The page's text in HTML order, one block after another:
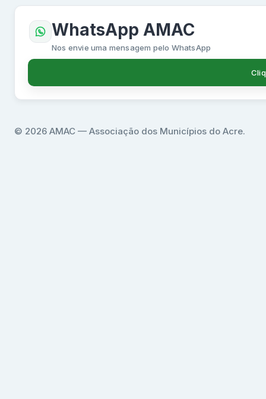
WhatsApp AMAC
Nos envie uma mensagem pelo WhatsApp
© 2026 AMAC — Associação dos Municípios do Acre.